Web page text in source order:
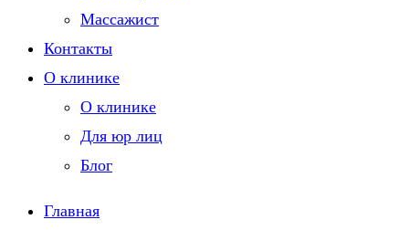
Массажист
Контакты
О клинике
О клинике
Для юр лиц
Блог
Главная